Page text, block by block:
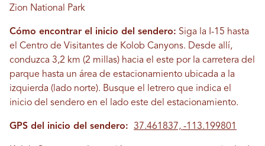
Zion National Park
Cómo encontrar el inicio del sendero: Siga la I-15 hasta
el Centro de Visitantes de Kolob Canyons. Desde allí,
conduzca 3,2 km (2 millas) hacia el este por la carretera del
parque hasta un área de estacionamiento ubicada a la
izquierda (lado norte). Busque el letrero que indica el
inicio del sendero en el lado este del estacionamiento.
GPS del inicio del sendero: 37.461837, -113.199801